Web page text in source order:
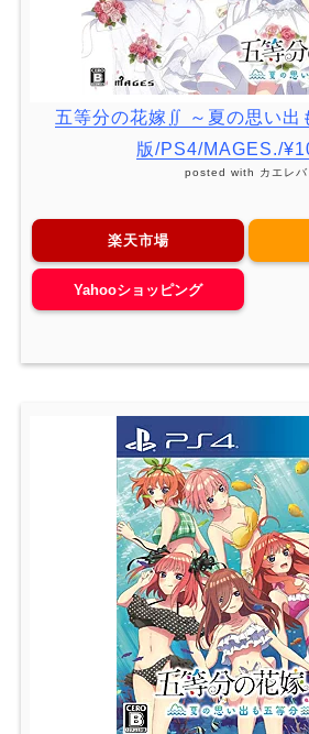
五等分の花嫁∬ ～夏の思い出
版/PS4/MAGES./
posted with カエレバ
楽天市場
Yahooショッピング